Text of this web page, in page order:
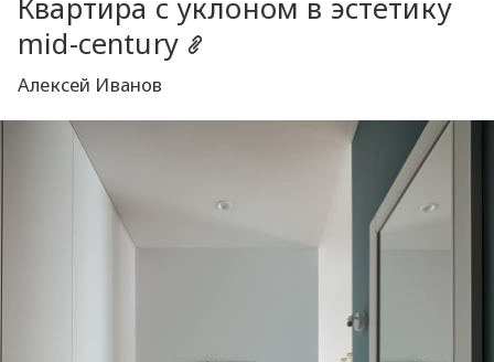
Квартира с уклоном в эстетику
mid-century
Алексей Иванов